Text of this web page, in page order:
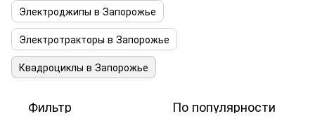
Электроджипы в Запорожье
Электротракторы в Запорожье
Квадроциклы в Запорожье
Фильтр По популярности